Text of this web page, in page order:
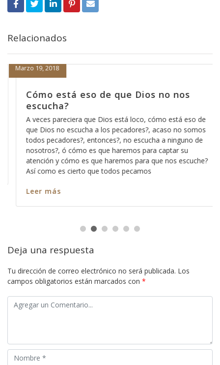
Relacionados
Cómo está eso de que Dios no nos
escucha?
Marzo 19, 2018
A veces pareciera que Dios está loco, cómo está eso de
que Dios no escucha a los pecadores?, acaso no somos
todos pecadores?, entonces?, no escucha a ninguno de
nosotros?, ó cómo es que haremos para captar su
atención y cómo es que haremos para que nos escuche?
Así como es cierto que todos pecamos
Leer más
Deja una respuesta
Tu dirección de correo electrónico no será publicada. Los
campos obligatorios están marcados con *